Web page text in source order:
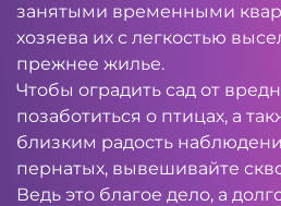
занятыми временными
хозяева их с легкостью
прежнее жилье.
Чтобы оградить сад от
позаботиться о птицах, а
близким радость
пернатых, вывешивайте
Ведь это благое дело, а